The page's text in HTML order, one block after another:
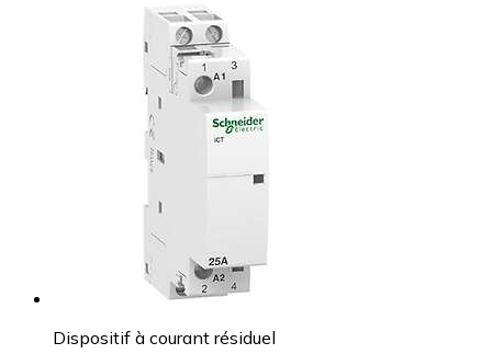
Dispositif à courant résiduel